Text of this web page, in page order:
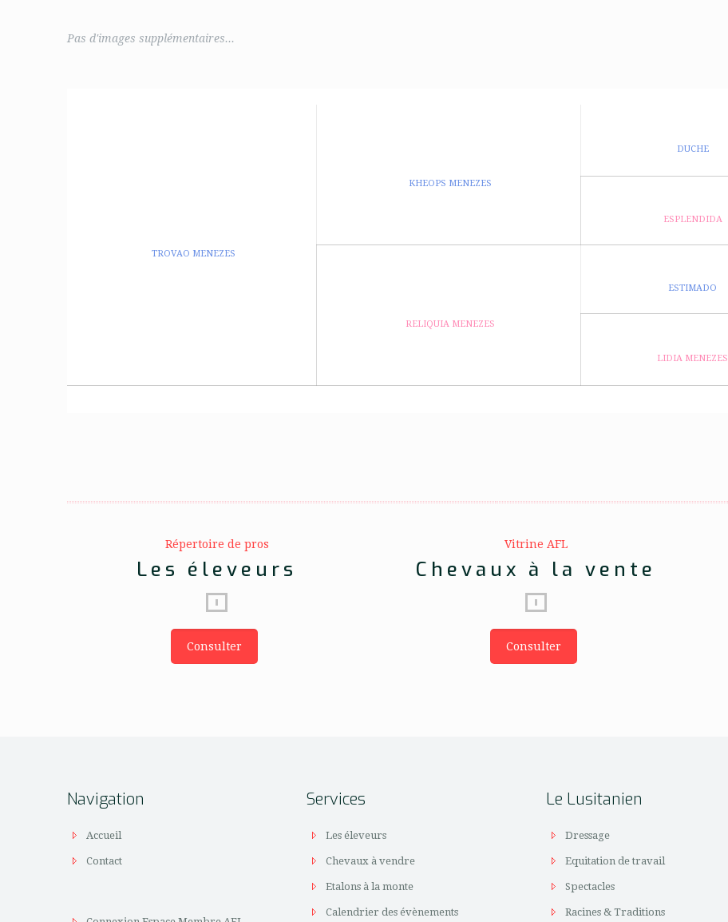
Pas d'images supplémentaires...
TROVAO MENEZES
KHEOPS MENEZES
DUCHE
ESPLENDIDA
RELIQUIA MENEZES
ESTIMADO
LIDIA MENEZES
Répertoire de pros
Les éleveurs
Consulter
Vitrine AFL
Chevaux à la vente
Consulter
Navigation
Accueil
Contact
Services
Les éleveurs
Chevaux à vendre
Etalons à la monte
Calendrier des évènements
Le Lusitanien
Dressage
Equitation de travail
Spectacles
Racines & Traditions